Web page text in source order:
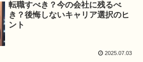
転職すべき？今の会社に残るべ
き？後悔しないキャリア選択のヒ
ント
2025.07.03